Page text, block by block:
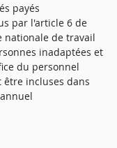
payés
par l'article 6 de
nationale de travail
inadaptées et
du personnel
être incluses dans